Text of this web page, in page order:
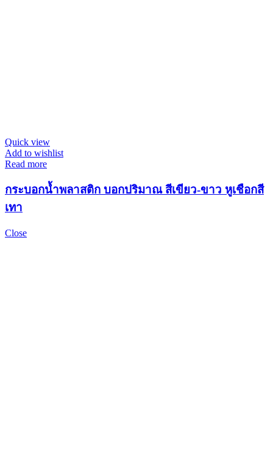
Quick view
Add to wishlist
Read more
กระบอกน้ำพลาสติก บอกปริมาณ สีเขียว-ขาว หูเชือกสี
เทา
Close